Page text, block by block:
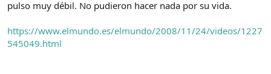
pulso muy débil. No pudieron hacer nada por su vida.
https://www.elmundo.es/elmundo/2008/11/24/videos/1227
545049.html